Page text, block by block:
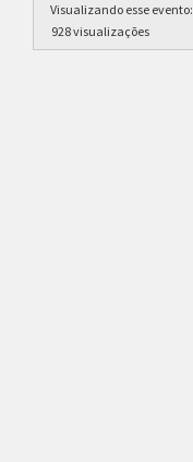
Visualizando esse evento:
928 visualizações